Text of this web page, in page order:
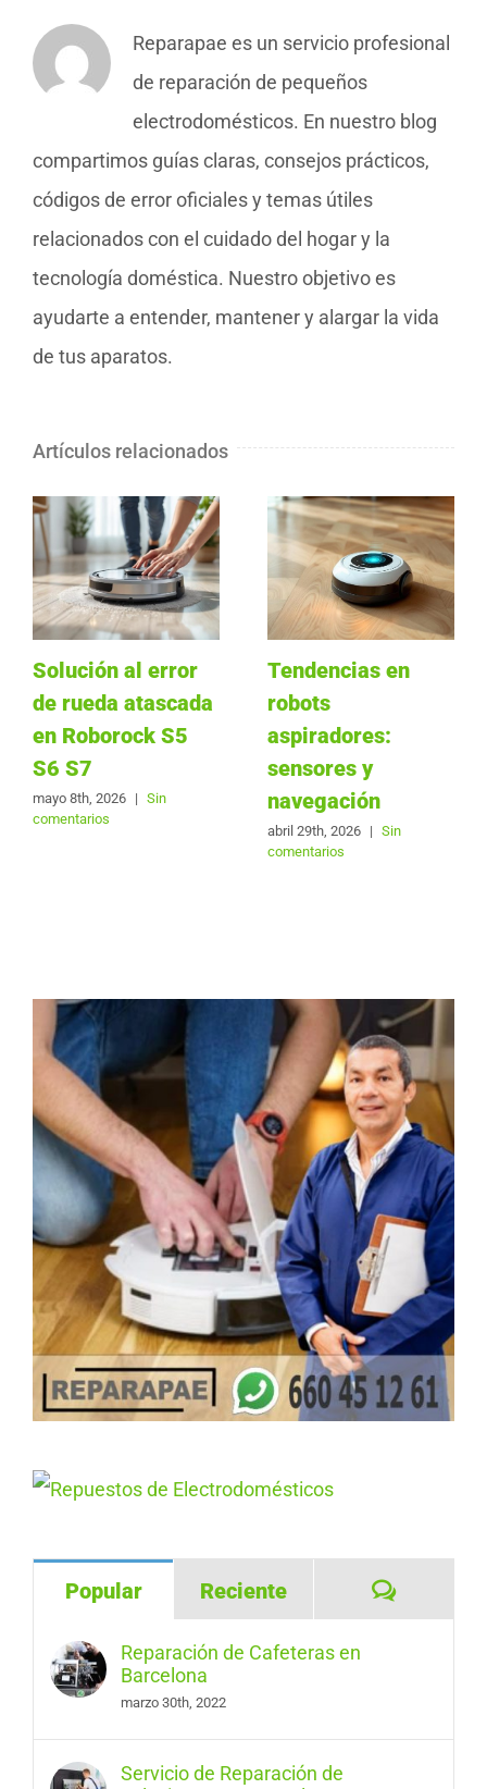
Reparapae es un servicio profesional
de reparación de pequeños
electrodomésticos. En nuestro blog
compartimos guías claras, consejos prácticos,
códigos de error oficiales y temas útiles
relacionados con el cuidado del hogar y la
tecnología doméstica. Nuestro objetivo es
ayudarte a entender, mantener y alargar la vida
de tus aparatos.
Artículos relacionados
Solución al error
de rueda atascada
en Roborock S5
S6 S7
mayo 8th, 2026 | Sin
comentarios
Tendencias en
robots
aspiradores:
sensores y
navegación
abril 29th, 2026 | Sin
comentarios
Popular Reciente
Reparación de Cafeteras en
Barcelona
marzo 30th, 2022
Servicio de Reparación de